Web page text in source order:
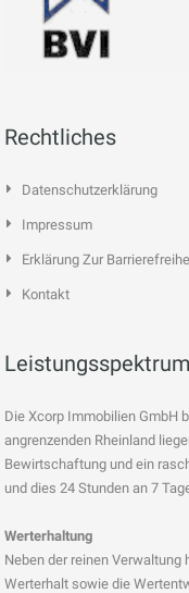
Rechtliches
Datenschutzerklärung
Impressum
Erklärung Zur
Kontakt
Leistungsspektrum
Die Xcorp Immobilien GmbH
angrenzenden Rheinland
Bewirtschaftung und ein
und dies 24 Stunden an 7
Werterhaltung
Neben der reinen
Werterhalt sowie die